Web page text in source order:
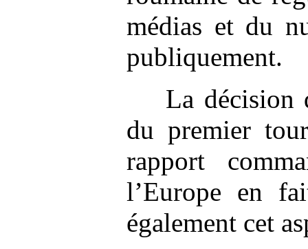
médias et du
publiquement.
La décision
du premier
rapport
l’Europe en
également cet